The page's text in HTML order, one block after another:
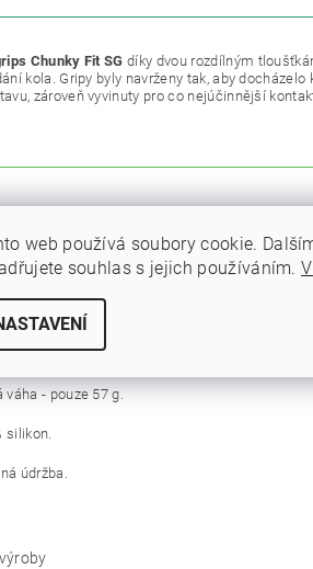
Chunky Fit SG díky dvou rozdílným
kola. Gripy byly navrženy tak, aby
zároveň vyvinuty pro co nejúčinnější
vlastnosti Esi Grips Fit SG:
vůči UV záření, nemění barvu ani tvar.
v náročných podmínkách i za jakéhokoliv
sedí na řídítkách bez možnosti protáčení.
váha - pouze 57 g.
silikon.
údržba.
web používá soubory cookie.
souhlas s jejich používáním.